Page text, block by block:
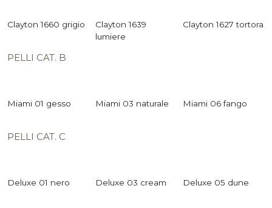
Clayton 1660 grigio
Clayton 1639
lumiere
Clayton 1627 tortora
PELLI CAT. B
Miami 01 gesso Miami 03 naturale Miami 06 fango
PELLI CAT. C
Deluxe 01 nero Deluxe 03 cream Deluxe 05 dune